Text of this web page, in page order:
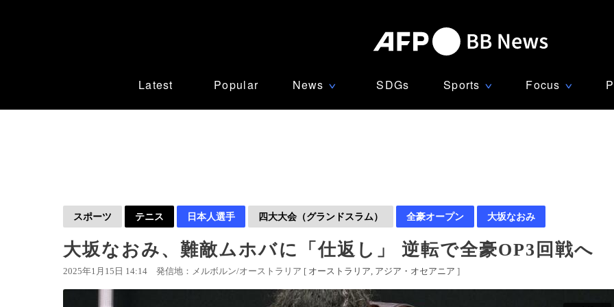
Latest Popular News ∨ SDGs Sports ∨ Focus ∨
スポーツ テニス 日本人選手 四大大会（グランドスラム） 全豪オープン 大坂なおみ
大坂なおみ、難敵ムホバに「仕返し」 逆転で全豪OP3回戦へ
2025年1月15日 14:14 発信地：メルボルン/オーストラリア [ オーストラリア アジア・オセアニア ]